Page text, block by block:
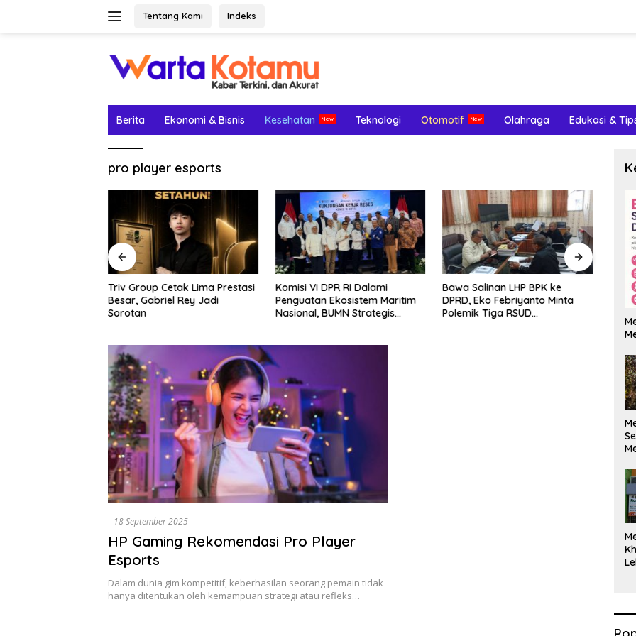
Tentang Kami Indeks
Berita Ekonomi & Bisnis Kesehatan Teknologi Otomotif Olahraga Edukasi &
pro player esports
Triv Group Cetak Lima Prestasi
Besar, Gabriel Rey Jadi
Sorotan
Komisi VI DPR RI Dalami
Penguatan Ekosistem Maritim
Nasional, BUMN Strategis
Bawa Salinan LHP BPK ke
DPRD, Eko Febriyanto Minta
Polemik Tiga RSUD
18 September 2025
HP Gaming Rekomendasi Pro Player
Esports
Dalam dunia gim kompetitif, keberhasilan seorang pemain tidak
hanya ditentukan oleh kemampuan strategi atau refleks…